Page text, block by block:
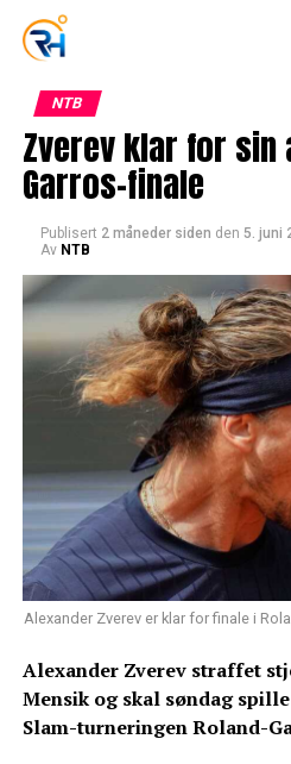
NTB
Zverev klar for sin
Garros-finale
Publisert 2 måneder siden den 5. juni
Av NTB
Alexander Zverev er klar for finale i
Alexander Zverev straffet
Mensik og skal søndag
Slam-turneringen Roland-